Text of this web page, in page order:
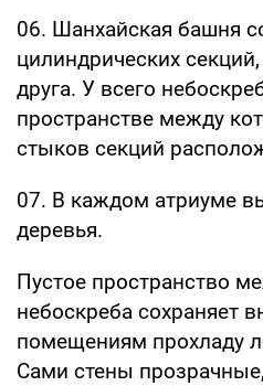
06. Шанхайская башня
цилиндрических
друга. У всего
пространстве между
стыков секций
07. В каждом атриуме
деревья.
Пустое пространство
небоскреба сохраняет
помещениям прохладу
Сами стены прозрачные,